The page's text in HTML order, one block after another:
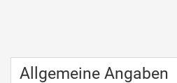
Allgemeine Angaben